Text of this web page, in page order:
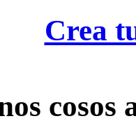
Crea
cosos